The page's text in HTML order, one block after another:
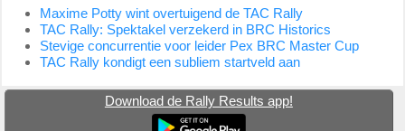
Maxime Potty wint overtuigend de TAC Rally
TAC Rally: Spektakel verzekerd in BRC Historics
Stevige concurrentie voor leider Pex BRC Master Cup
TAC Rally kondigt een subliem startveld aan
Download de Rally Results app!